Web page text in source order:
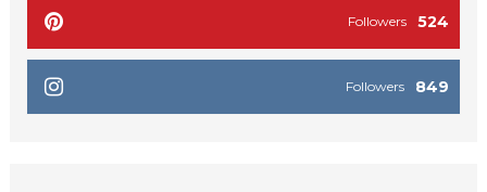
524
Followers
849
Followers